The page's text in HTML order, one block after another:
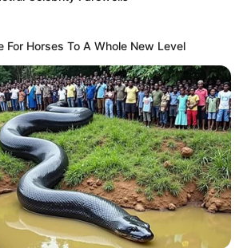
અમદાવાદમાં મેયરને જોતા જ 3 દિવસથી પાણીમાં
2 weeks ago
‘વિદ્યાર્થીઓને મારવાનો આદેશ કોણે આપ્યો, પેલેટ
ગનનો ઉપયોગ કરવાની મંજુરી કોણે આપી? રાહુલ
ગાંધીએ અમિત શાહને પત્ર લખ્યો
2 weeks ago
કેનેડામાં કાર અકસ્માતમાં અમદાવાદના કોમ્પ્યુટર
એન્જિનિયરનું મોત
2 weeks ago
For Horses To A Whole New Level